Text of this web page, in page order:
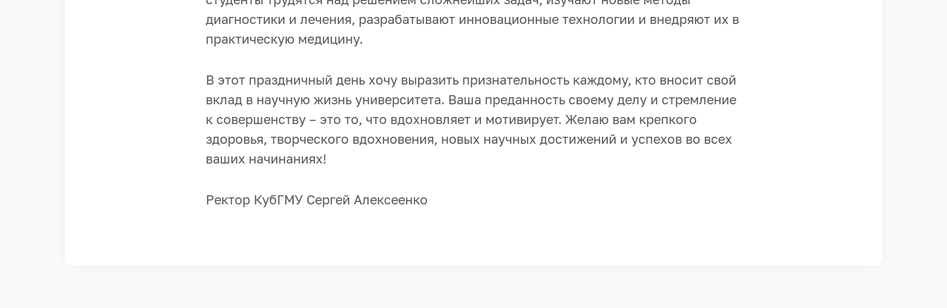
диагностики и лечения, разрабатывают инновационные технологии и внедряют их в
практическую медицину.
В этот праздничный день хочу выразить признательность каждому, кто вносит свой
вклад в научную жизнь университета. Ваша преданность своему делу и стремление
к совершенству – это то, что вдохновляет и мотивирует. Желаю вам крепкого
здоровья, творческого вдохновения, новых научных достижений и успехов во всех
ваших начинаниях!
Ректор КубГМУ Сергей Алексеенко